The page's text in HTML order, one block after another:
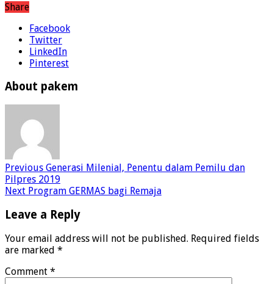
Share
Facebook
Twitter
LinkedIn
Pinterest
About pakem
Previous Generasi Milenial, Penentu dalam Pemilu dan
Pilpres 2019
Next Program GERMAS bagi Remaja
Leave a Reply
Your email address will not be published. Required fields
are marked *
Comment *